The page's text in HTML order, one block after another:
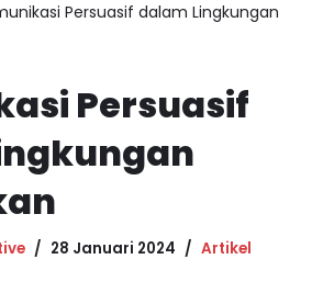
Persuasif dalam Lingkungan
Persuasif
28 Januari 2024 Artikel